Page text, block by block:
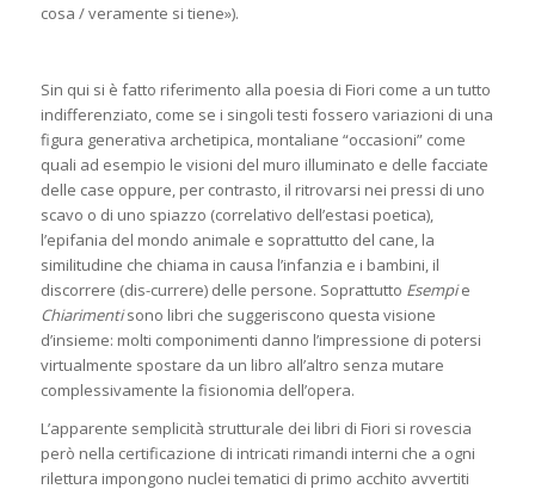
cosa / veramente si tiene»).
Sin qui si è fatto riferimento alla poesia di Fiori come a un tutto
indifferenziato, come se i singoli testi fossero variazioni di una
figura generativa archetipica, montaliane “occasioni” come
quali ad esempio le visioni del muro illuminato e delle facciate
delle case oppure, per contrasto, il ritrovarsi nei pressi di uno
scavo o di uno spiazzo (correlativo dell’estasi poetica),
l’epifania del mondo animale e soprattutto del cane, la
similitudine che chiama in causa l’infanzia e i bambini, il
discorrere (dis-currere) delle persone. Soprattutto Esempie
Chiarimentisono libri che suggeriscono questa visione
d’insieme: molti componimenti danno l’impressione di potersi
virtualmente spostare da un libro all’altro senza mutare
complessivamente la fisionomia dell’opera.
L’apparente semplicità strutturale dei libri di Fiori si rovescia
però nella certificazione di intricati rimandi interni che a ogni
rilettura impongono nuclei tematici di primo acchito avvertiti